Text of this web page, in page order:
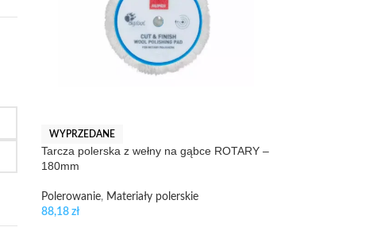
WYPRZEDANE
Tarcza polerska z wełny na gąbce ROTARY –
180mm
Polerowanie, Materiały polerskie
88,18 zł